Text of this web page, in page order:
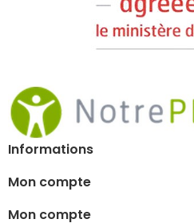
Informations
Mon compte
Mon compte